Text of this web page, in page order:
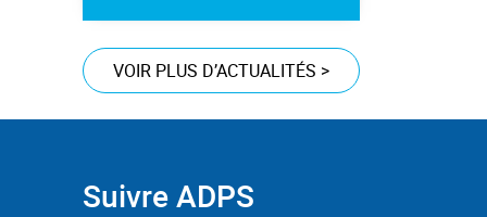
VOIR PLUS D’ACTUALITÉS >
Suivre ADPS